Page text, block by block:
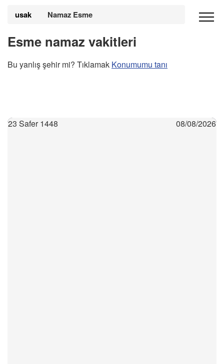
usak Namaz Esme
Esme namaz vakitleri
Bu yanlış şehir mi? Tıklamak Konumumu tanı
23 Safer 1448 08/08/2026